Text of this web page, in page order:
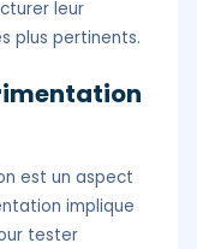
leur
plus pertinents.
est un aspect
implique
tester